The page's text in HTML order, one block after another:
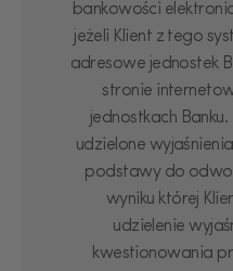
bankowości
jeżeli Klient z tego
adresowe jednostek
stronie
jednostkach
udzielone
podstawy do
wyniku której
udzielenie
kwestionowania